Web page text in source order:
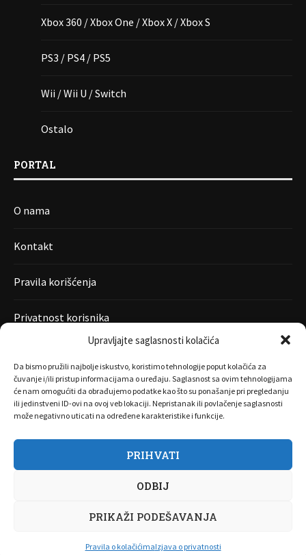
Upravljajte saglasnosti kolačića
Da bismo pružili najbolje iskustvo, koristimo tehnologije poput kolačića za
čuvanje i/ili pristup informacijama o uređaju. Saglasnost sa ovim tehnologijama
će nam omogućiti da obrađujemo podatke kao što su ponašanje pri pregledanju
ili jedinstveni ID-ovi na ovoj veb lokaciji. Nepristanak ili povlačenje saglasnosti
može negativno uticati na određene karakteristike i funkcije.
PRIHVATI
ODBIJ
PRIKAŽI PODEŠAVANJA
Pravila o kolačićimaIzjava o privatnosti
Xbox 360 / Xbox One / Xbox X / Xbox S
PS3 / PS4 / PS5
Wii / Wii U / Switch
Ostalo
PORTAL
O nama
Kontakt
Pravila korišćenja
Privatnost korisnika
O nama Marketing Kontakt FAQ
Privatnost korisnika
Pravila korišćenja
NAZAD NA VRH